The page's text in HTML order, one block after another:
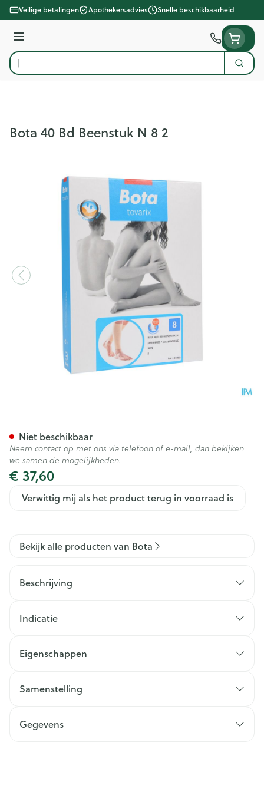
Ga naar de inhoud
Veilige betalingen Apothekersadvies Snelle beschikbaarheid
Menu
Product, merk, categorie...
Zoek
Bota 40 Bd Beenstuk N 8 2
€ 37,60
Verwittig mij als het product terug in voorraad is
Niet beschikbaar
Neem contact op met ons via telefoon of e-mail, dan bekijken
we samen de mogelijkheden.
Bekijk alle producten van Bota
Beschrijving
Indicatie
Eigenschappen
Samenstelling
Gegevens